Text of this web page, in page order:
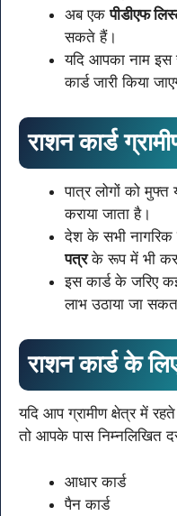
अब एकपीडीएफ
सकते हैं।
यदि आपका नाम इस
कार्ड जारी किया
राशन कार्ड
पात्र लोगों को मुफ्त
कराया जाता है।
देश के सभी नागरिक
पत्रके रूप में भी
इस कार्ड के जरिए
लाभ उठाया जा
राशन कार्ड के
यदि आप ग्रामीण क्षेत्र में
तो आपके पास निम्नलिखित
आधार कार्ड
पैन कार्ड